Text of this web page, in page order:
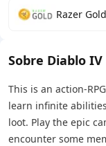
Razer Gold
Sobre Diablo IV
This is an action-
learn infinite
loot. Play the epic
encounter some